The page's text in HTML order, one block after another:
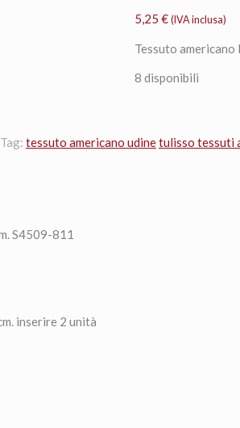
5,25€ (IVA inclusa)
Tessuto
8 disponibili
Tag: tessuto americano udinetulisso tessuti
S4509-811
inserire 2 unità